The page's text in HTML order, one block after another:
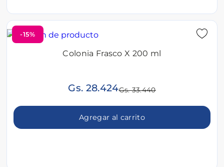
-15%
Colonia Frasco X 200 ml
Gs. 28.424Gs. 33.440
Agregar al carrito